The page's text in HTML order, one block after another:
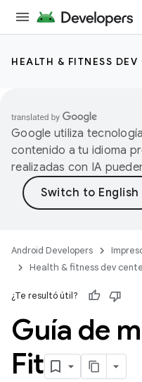
HEALTH & FITNESS DEV
Google utiliza
contenido a tu idioma
realizadas con IA
Android Developers
Health & fitness dev
¿Te resultó útil?
Guía de
Fit